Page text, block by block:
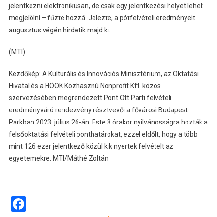
jelentkezni elektronikusan, de csak egy jelentkezési helyet lehet
megjelölni – fűzte hozzá. Jelezte, a pótfelvételi eredményeit
augusztus végén hirdetik majd ki.
(MTI)
Kezdőkép: A Kulturális és Innovációs Minisztérium, az Oktatási
Hivatal és a HÖOK Közhasznú Nonprofit Kft. közös
szervezésében megrendezett Pont Ott Parti felvételi
eredményváró rendezvény résztvevői a fővárosi Budapest
Parkban 2023. július 26-án. Este 8 órakor nyilvánosságra hozták a
felsőoktatási felvételi ponthatárokat, ezzel eldőlt, hogy a több
mint 126 ezer jelentkező közül kik nyertek felvételt az
egyetemekre. MTI/Máthé Zoltán
Facebook